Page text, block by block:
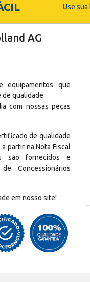
Use
AG
equipamentos que
qualidade.
com nossas peças
de qualidade
partir na Nota Fiscal
são fornecidos e
Concessionários
em nosso site!